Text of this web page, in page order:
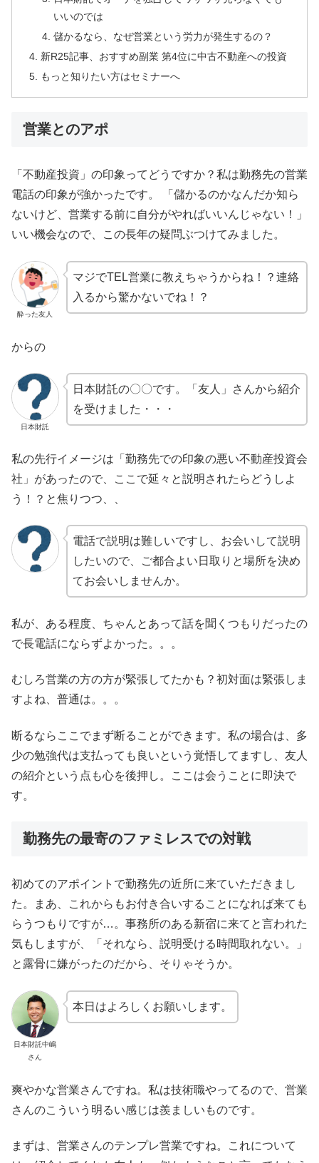
いいのでは
儲かるなら、なぜ営業という労力が発生するの？
新R25記事、おすすめ副業 第4位に中古不動産への投資
もっと知りたい方はセミナーへ
営業とのアポ
「不動産投資」の印象ってどうですか？私は勤務先の営業
電話の印象が強かったです。 「儲かるのかなんだか知ら
ないけど、営業する前に自分がやればいいんじゃない！」
いい機会なので、この長年の疑問ぶつけてみました。
酔った友人
マジでTEL営業に教えちゃうからね！？連絡
入るから驚かないでね！？
からの
日本財託
日本財託の〇〇です。「友人」さんから紹介
を受けました・・・
私の先行イメージは「勤務先での印象の悪い不動産投資会
社」があったので、ここで延々と説明されたらどうしよ
う！？と焦りつつ、、
電話で説明は難しいですし、お会いして説明
したいので、ご都合よい日取りと場所を決め
てお会いしませんか。
私が、ある程度、ちゃんとあって話を聞くつもりだったの
で長電話にならずよかった。。。
むしろ営業の方の方が緊張してたかも？初対面は緊張しま
すよね、普通は。。。
断るならここでまず断ることができます。私の場合は、多
少の勉強代は支払っても良いという覚悟してますし、友人
の紹介という点も心を後押し。ここは会うことに即決で
す。
勤務先の最寄のファミレスでの対戦
初めてのアポイントで勤務先の近所に来ていただきまし
た。まあ、これからもお付き合いすることになれば来ても
らうつもりですが…。事務所のある新宿に来てと言われた
気もしますが、「それなら、説明受ける時間取れない。」
と露骨に嫌がったのだから、そりゃそうか。
日本財託中嶋
さん
本日はよろしくお願いします。
爽やかな営業さんですね。私は技術職やってるので、営業
さんのこういう明るい感じは羨ましいものです。
まずは、営業さんのテンプレ営業ですね。これについて